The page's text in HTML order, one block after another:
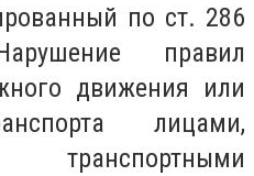
по ст. 286
правил
движения или
лицами,